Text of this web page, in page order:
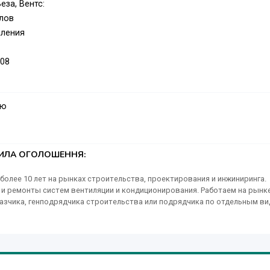
Вентс:
ОГОЛОШЕННЯ:
10 лет на рынках строительства, проектирования и инжиниринга.
ремонты систем вентиляции и кондиционирования. Работаем на
генподрядчика строительства или подрядчика по отдельным